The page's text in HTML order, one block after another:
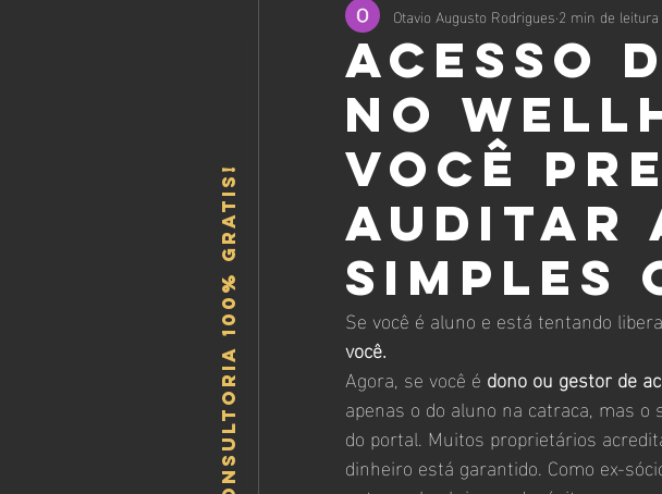
Acesso
no
você
auditar
simples
Otavio Augusto Rodrigues 2 min de leitura
Se você é aluno e está tentando
você.
Agora, se você é dono ou gestor de
apenas o do aluno na catraca, mas
do portal. Muitos proprietários
dinheiro está garantido. Como ex-